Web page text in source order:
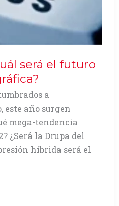
será el futuro
a
este año surgen
mega-tendencia
¿Será la Drupa del
híbrida será el